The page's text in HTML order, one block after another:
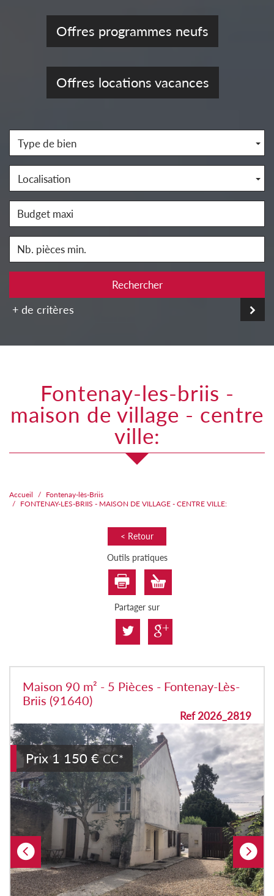
Offres programmes neufs
Offres locations vacances
Type de bien
Localisation
Rechercher
+ de critères
fontenay-les-briis -
maison de village - centre
ville:
Accueil
Fontenay-lès-Briis
FONTENAY-LES-BRIIS - MAISON DE VILLAGE - CENTRE VILLE:
< Retour
Outils pratiques
Partager sur
Maison 90 m² - 5 Pièces - Fontenay-Lès-
Briis (91640)
Ref 2026_2819
Prix1 150 €CC*